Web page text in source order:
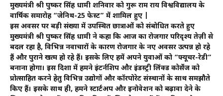
मुख्यमंत्री श्री पुष्कर सिंह धामी शनिवार को गुरू राम राय विश्वविद्यालय के
वार्षिक समारोह “जेनिथ-25 फेस्ट” में शामिल हुए |
इस अवसर पर बड़ी संख्या में उपस्थित छात्राओं को संबोधित करते हुए
मुख्यमंत्री श्री पुष्कर सिंह धामी ने कहा कि आज का रोजगार परिदृश्य तेज़ी से
बदल रहा है, विभिन्न नवाचारों के कारण रोजगार के नए अवसर उत्पन्न हो रहे
हैं और पुराने खत्म हो रहे हैं। इसके लिए हमें अपने युवाओं को “फ्यूचर-रेडी”
बनाना होगा। इस दिशा में हमने इंटर्नशिप और इंडस्ट्री लिंक्ड कोर्सेज को
प्रोत्साहित करने हेतु विभिन्न उद्योगों और कॉरपोरेट संस्थानों के साथ समझौते
किए हैं। इसके साथ ही, हमने स्टार्टअप और इनोवेशन को बढ़ावा देने के